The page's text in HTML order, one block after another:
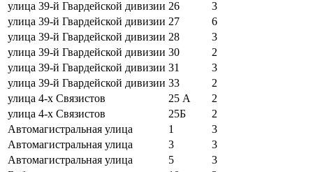
улица 39-й Гвардейской дивизии 26
3
улица 39-й Гвардейской дивизии 27
6
улица 39-й Гвардейской дивизии 28
3
улица 39-й Гвардейской дивизии 30
2
улица 39-й Гвардейской дивизии 31
3
улица 39-й Гвардейской дивизии 33
2
улица 4-х Связистов
25 А
2
улица 4-х Связистов
25Б
2
Автомагистральная улица
1
3
Автомагистральная улица
3
3
Автомагистральная улица
5
3